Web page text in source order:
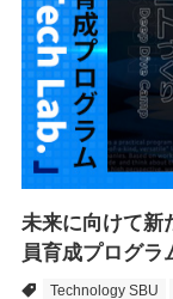
未来に向けて新
員育成プログラ
Technology SBU